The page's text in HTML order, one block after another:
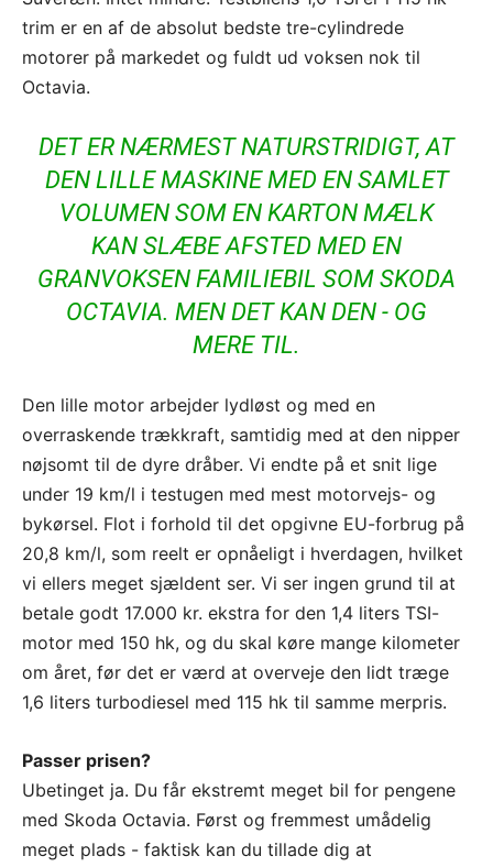
trim er en af de absolut bedste tre-cylindrede
motorer på markedet og fuldt ud voksen nok til
Octavia.
DET ER NÆRMEST NATURSTRIDIGT, AT
DEN LILLE MASKINE MED EN SAMLET
VOLUMEN SOM EN KARTON MÆLK
KAN SLÆBE AFSTED MED EN
GRANVOKSEN FAMILIEBIL SOM SKODA
OCTAVIA. MEN DET KAN DEN - OG
MERE TIL.
Den lille motor arbejder lydløst og med en
overraskende trækkraft, samtidig med at den nipper
nøjsomt til de dyre dråber. Vi endte på et snit lige
under 19 km/l i testugen med mest motorvejs- og
bykørsel. Flot i forhold til det opgivne EU-forbrug på
20,8 km/l, som reelt er opnåeligt i hverdagen, hvilket
vi ellers meget sjældent ser. Vi ser ingen grund til at
betale godt 17.000 kr. ekstra for den 1,4 liters TSI-
motor med 150 hk, og du skal køre mange kilometer
om året, før det er værd at overveje den lidt træge
1,6 liters turbodiesel med 115 hk til samme merpris.
Passer prisen?
Ubetinget ja. Du får ekstremt meget bil for pengene
med Skoda Octavia. Først og fremmest umådelig
meget plads - faktisk kan du tillade dig at